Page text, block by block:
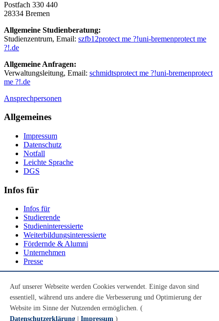
Postfach 330 440
28334 Bremen
Allgemeine Studienberatung:
Studienzentrum, Email: szfb12protect me ?!uni-bremenprotect me
?!.de
Allgemeine Anfragen:
Verwaltungsleitung, Email: schmidtsprotect me ?!uni-bremenprotect
me ?!.de
Ansprechpersonen
Allgemeines
Impressum
Datenschutz
Notfall
Leichte Sprache
DGS
Infos für
Infos für
Studierende
Studieninteressierte
Weiterbildungsinteressierte
Fördernde & Alumni
Unternehmen
Presse
Youtube
Instagram
LinkedIn
Auf unserer Webseite werden Cookies verwendet. Einige davon sind
essentiell, während uns andere die Verbesserung und Optimierung der
Website im Sinne der Nutzenden ermöglichen. (
Datenschutzerklärung
Impressum )